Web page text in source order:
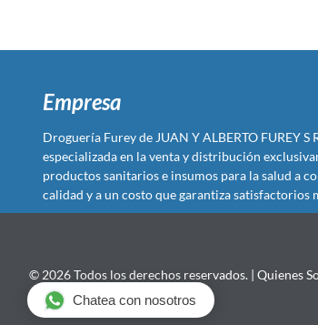
Empresa
Droguería Furey de JUAN Y ALBERTO FUREY S
especializada en la venta y distribución
productos sanitarios e insumos para la salud a
calidad y a un costo que garantiza satisfactorios
© 2026 Todos los derechos reservados. | Quienes
Chatea con nosotros